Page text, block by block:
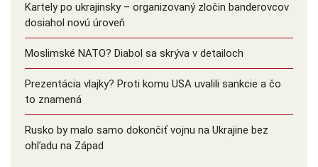
Kartely po ukrajinsky – organizovaný zločin banderovcov
dosiahol novú úroveň
Moslimské NATO? Diabol sa skrýva v detailoch
Prezentácia vlajky? Proti komu USA uvalili sankcie a čo
to znamená
Rusko by malo samo dokončiť vojnu na Ukrajine bez
ohľadu na Západ